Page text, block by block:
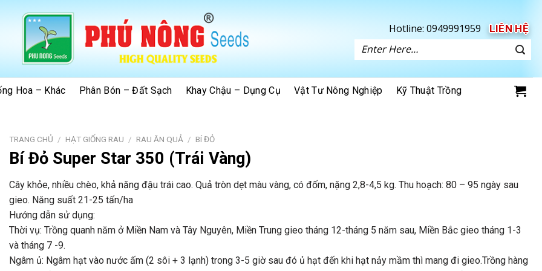
Hotline: 0949991959 LIÊN HỆ
Tìm
Hoa – Khác Phân Bón – Đất Sạch Khay Chậu – Dụng Cụ Vật Tư Nông Nghiệp Kỹ Thuật Trồng
TRANG CHỦ / HẠT GIỐNG RAU / RAU ĂN QUẢ / BÍ ĐỎ
Bí Đỏ Super Star 350 (Trái Vàng)
Cây khỏe, nhiều chèo, khả năng đậu trái cao. Quả tròn dẹt màu vàng, có đốm, nặng 2,8-4,5 kg. Thu hoạch: 80 – 95 ngày sau
gieo. Năng suất 21-25 tấn/ha
Hướng dẫn sử dụng:
Thời vụ: Trồng quanh năm ở Miền Nam và Tây Nguyên, Miền Trung gieo tháng 12-tháng 5 năm sau, Miền Bắc gieo tháng 1-3
và tháng 7 -9.
Ngâm ủ: Ngâm hạt vào nước ấm (2 sôi + 3 lạnh) trong 3-5 giờ sau đó ủ hạt đến khi hạt nảy mầm thì mang đi gieo.Trồng hàng